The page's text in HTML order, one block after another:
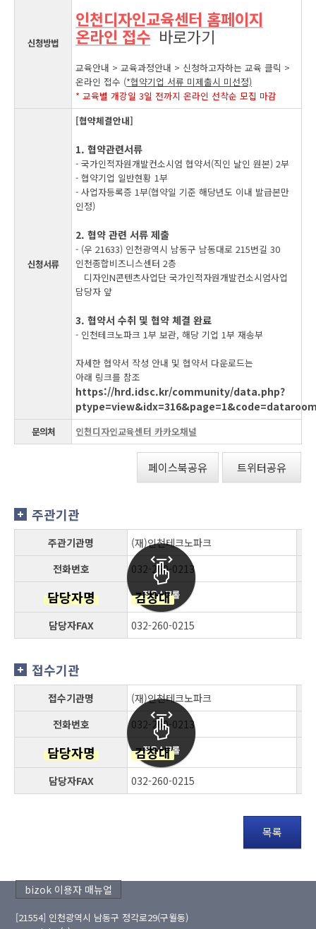
신청방법
인천디자인교육센터 홈페이지
온라인 접수바로가기
교육안내 > 교육과정안내 > 신청하고자하는 교육 클릭 >
온라인 접수 (*협약기업 서류 미제출시 미선정)
* 교육별 개강일 3일 전까지 온라인 선착순 모집 마감
신청서류
[협약체결안내]
1. 협약관련서류
- 국가인적자원개발컨소시엄 협약서(직인 날인 원본) 2부
- 협약기업 일반현황 1부
- 사업자등록증 1부(협약일 기준 해당년도 이내 발급본만
인정)
2. 협약 관련 서류 제출
- (우 21633) 인천광역시 남동구 남동대로 215번길 30
인천종합비즈니스센터 2층
디자인N콘텐츠사업단 국가인적자원개발컨소시엄사업
담당자 앞
3. 협약서 수취 및 협약 체결 완료
- 인천테크노파크 1부 보관, 해당 기업 1부 재송부
자세한 협약서 작성 안내 및 협약서 다운로드는
아래 링크를 참조
https://hrd.idsc.kr/community/data.php?
문의처 인천디자인교육센터 카카오채널
페이스북공유 트위터공유
주관기관
주관기관명
(재)인천테크노파크
전화번호
032-260-0213
담당자명 김창대
담당자FAX 032-260-0215
접수기관
접수기관명
(재)인천테크노파크
전화번호
032-260-0213
담당자명 김창대
담당자FAX 032-260-0215
목록
bizok 이용자 매뉴얼
[21554] 인천광역시 남동구 정각로29(구월동)